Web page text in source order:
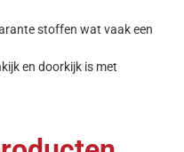
stoffen wat vaak een
en doorkijk is met